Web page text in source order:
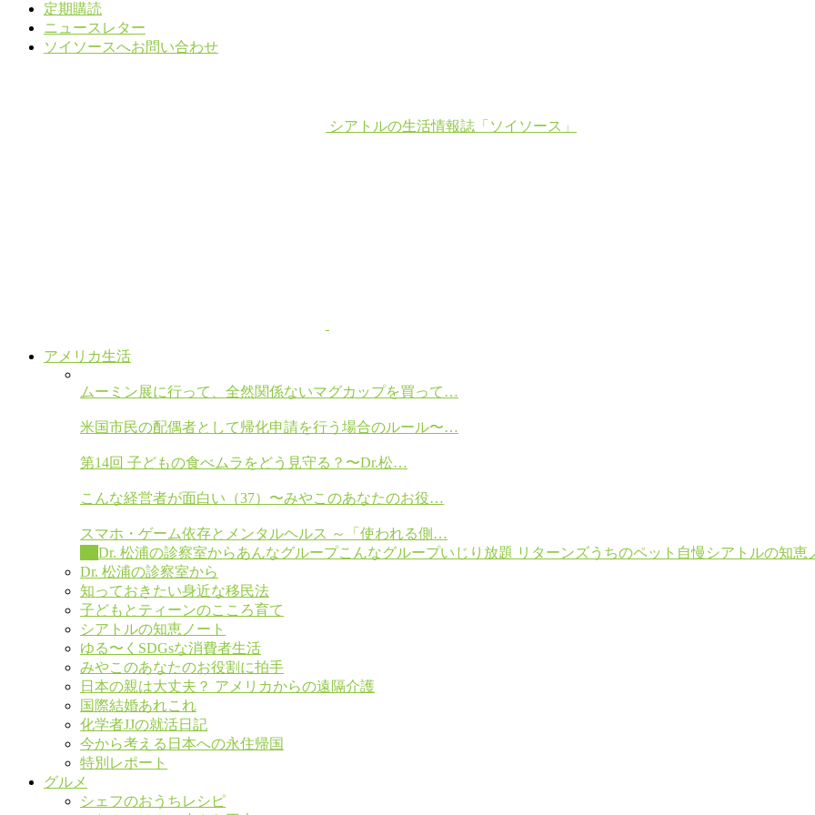
定期購読
ニュースレター
ソイソースへお問い合わせ
シアトルの生活情報誌「ソイソース」
アメリカ生活
ムーミン展に行って、全然関係ないマグカップを買って…
米国市民の配偶者として帰化申請を行う場合のルール〜…
第14回 子どもの食べムラをどう見守る？〜Dr.松…
こんな経営者が面白い（37）〜みやこのあなたのお役…
スマホ・ゲーム依存とメンタルヘルス ～「使われる側…
Dr. 松浦の診察室からあんなグループこんなグループいじり放題 リターンズうちのペット自慢 シアトルの知恵
Dr. 松浦の診察室から
知っておきたい身近な移民法
子どもとティーンのこころ育て
シアトルの知恵ノート
ゆる〜くSDGsな消費者生活
みやこのあなたのお役割に拍手
日本の親は大丈夫？ アメリカからの遠隔介護
国際結婚あれこれ
化学者JJの就活日記
今から考える日本への永住帰国
特別レポート
グルメ
シェフのおうちレシピ